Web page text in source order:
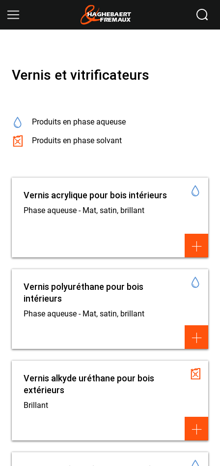
Ikomobi
Accueil Vernis et vitrificateurs
Vernis et vitrificateurs
Produits en phase aqueuse
Produits en phase solvant
Vernis acrylique pour bois intérieurs
Phase aqueuse - Mat, satin, brillant
+
Vernis polyuréthane pour bois
intérieurs
Phase aqueuse - Mat, satin, brillant
+
Vernis alkyde uréthane pour bois
extérieurs
Brillant
+